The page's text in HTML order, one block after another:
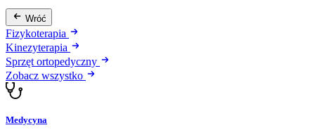
Wróć
Fizykoterapia
Kinezyterapia
Sprzęt ortopedyczny
Zobacz wszystko
Medycyna